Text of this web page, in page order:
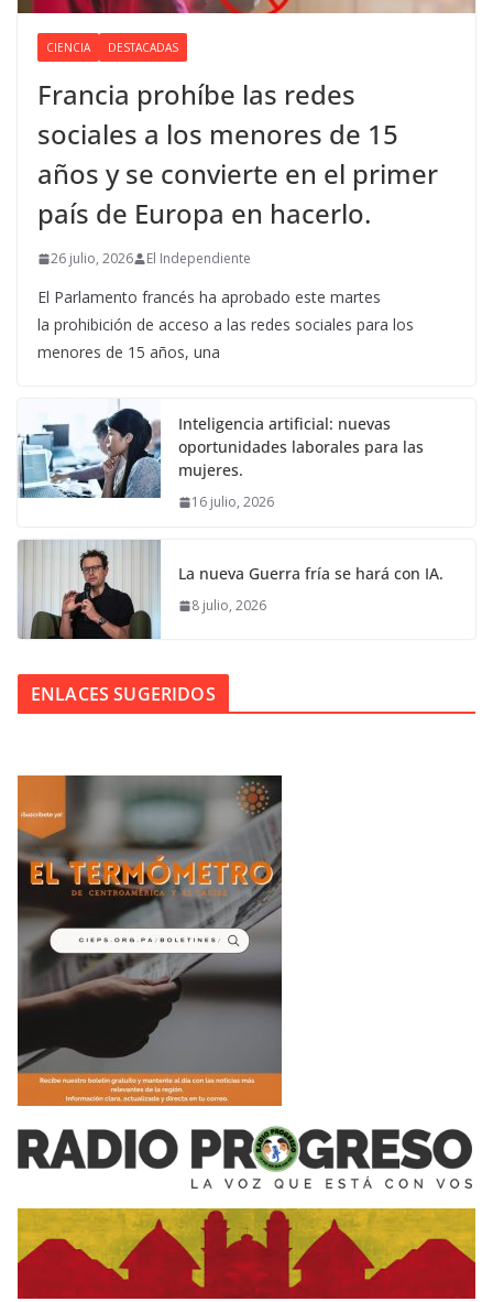
CIENCIA DESTACADAS
Francia prohíbe las redes
sociales a los menores de 15
años y se convierte en el primer
país de Europa en hacerlo.
26 julio, 2026 El Independiente
El Parlamento francés ha aprobado este martes
la prohibición de acceso a las redes sociales para los
menores de 15 años, una
Inteligencia artificial: nuevas
oportunidades laborales para las
mujeres.
16 julio, 2026
La nueva Guerra fría se hará con IA.
8 julio, 2026
ENLACES SUGERIDOS